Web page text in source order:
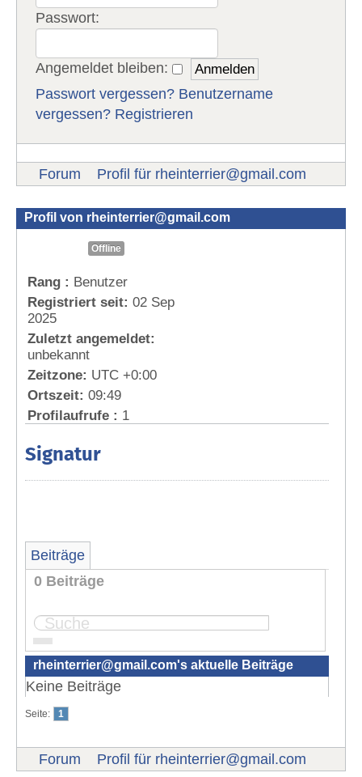
Passwort:
Angemeldet bleiben:
Passwort vergessen? Benutzername
vergessen? Registrieren
Forum Profil für rheinterrier@gmail.com
Profil von rheinterrier@gmail.com
Offline
Rang : Benutzer
Registriert seit: 02 Sep
2025
Zuletzt angemeldet:
unbekannt
Zeitzone: UTC +0:00
Ortszeit: 09:49
Profilaufrufe : 1
Signatur
Beiträge
0 Beiträge
Seite: 1
rheinterrier@gmail.com's aktuelle Beiträge
Keine Beiträge
Seite: 1
Forum Profil für rheinterrier@gmail.com